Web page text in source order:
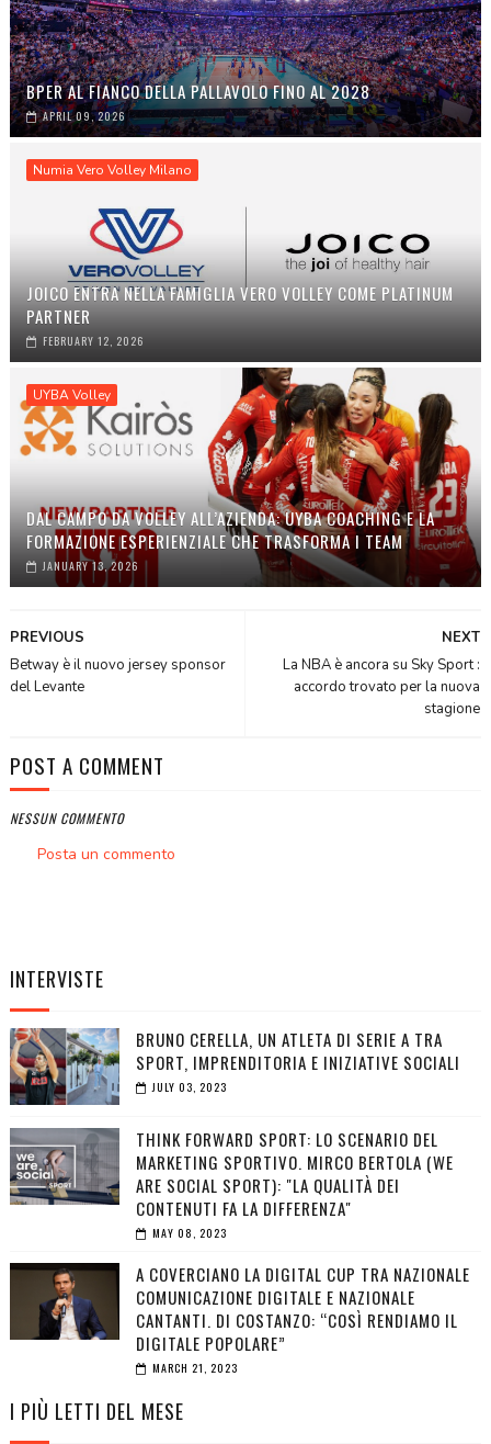
BPER AL FIANCO DELLA PALLAVOLO FINO AL 2028
APRIL 09, 2026
Numia Vero Volley Milano
JOICO ENTRA NELLA FAMIGLIA VERO VOLLEY COME PLATINUM
PARTNER
FEBRUARY 12, 2026
UYBA Volley
DAL CAMPO DA VOLLEY ALL’AZIENDA: UYBA COACHING E LA
FORMAZIONE ESPERIENZIALE CHE TRASFORMA I TEAM
JANUARY 13, 2026
NEXT
La NBA è ancora su Sky Sport :
accordo trovato per la nuova
stagione
PREVIOUS
Betway è il nuovo jersey sponsor
del Levante
POST A COMMENT
NESSUN COMMENTO
Posta un commento
INTERVISTE
BRUNO CERELLA, UN ATLETA DI SERIE A TRA
SPORT, IMPRENDITORIA E INIZIATIVE SOCIALI
JULY 03, 2023
THINK FORWARD SPORT: LO SCENARIO DEL
MARKETING SPORTIVO. MIRCO BERTOLA (WE
ARE SOCIAL SPORT): "LA QUALITÀ DEI
CONTENUTI FA LA DIFFERENZA"
MAY 08, 2023
A COVERCIANO LA DIGITAL CUP TRA NAZIONALE
COMUNICAZIONE DIGITALE E NAZIONALE
CANTANTI. DI COSTANZO: “COSÌ RENDIAMO IL
DIGITALE POPOLARE”
MARCH 21, 2023
I PIÙ LETTI DEL MESE